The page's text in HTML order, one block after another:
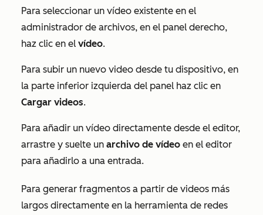
Para seleccionar un vídeo existente en el
administrador de archivos, en el panel derecho,
haz clic en el vídeo.
Para subir un nuevo video desde tu dispositivo, en
la parte inferior izquierda del panel haz clic en
Cargar videos.
Para añadir un vídeo directamente desde el editor,
arrastre y suelte un archivo de vídeo en el editor
para añadirlo a una entrada.
Para generar fragmentos a partir de videos más
largos directamente en la herramienta de redes